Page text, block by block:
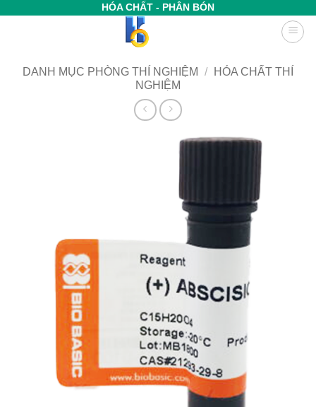
HÓA CHẤT - PHÂN BÓN
DANH MỤC PHÒNG THÍ NGHIỆM /
HÓA CHẤT THÍ
NGHIỆM